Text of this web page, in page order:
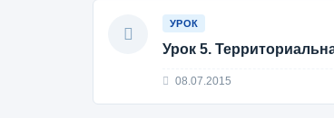
УРОК
Урок 5.
08.07.2015